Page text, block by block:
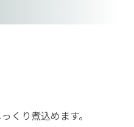
くり煮込めます。